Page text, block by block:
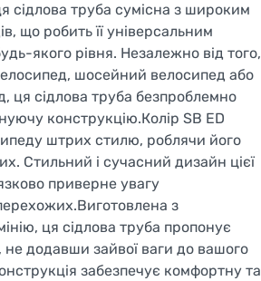
сідлова труба сумісна з широким
що робить її універсальним
якого рівня. Незалежно від того,
шосейний велосипед або
ця сідлова труба безпроблемно
конструкцію.Колір SB ED
штрих стилю, роблячи його
Стильний і сучасний дизайн цієї
приверне увагу
з
ця сідлова труба пропонує
не додавши зайвої ваги до вашого
забезпечує комфортну та